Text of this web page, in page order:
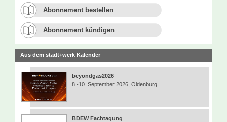
Abonnement bestellen
Abonnement kündigen
Aus dem stadt+werk Kalender
beyondgas2026
8.-10. September 2026, Oldenburg
BDEW Fachtagung